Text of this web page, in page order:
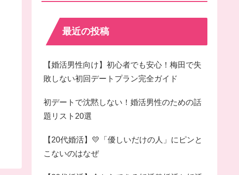
最近の投稿
【婚活男性向け】初心者でも安心！梅田で失
敗しない初回デートプラン完全ガイド
初デートで沈黙しない！婚活男性のための話
題リスト20選
【20代婚活】💛「優しいだけの人」にピンと
こないのはなぜ